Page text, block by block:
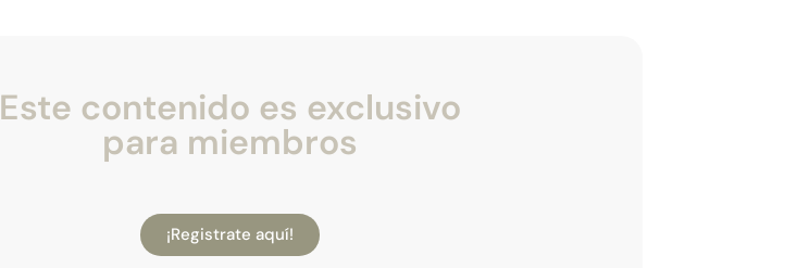
Este contenido es exclusivo
para miembros
¡Registrate aquí!